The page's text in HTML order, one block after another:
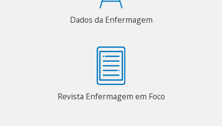
Dados da Enfermagem
Revista Enfermagem em Foco